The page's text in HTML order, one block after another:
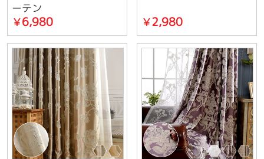
ーテン
￥6,980 ￥2,980